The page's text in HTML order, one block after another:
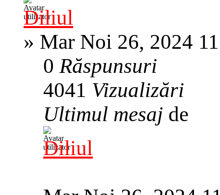
Diliul
» Mar Noi 26, 2024
0Răspunsuri
4041 Vizualizări
Ultimul mesaj de
Diliul